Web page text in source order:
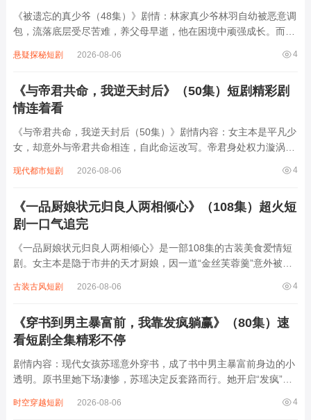
《被遗忘的真少爷（48集）》剧情：林家真少爷林羽自幼被恶意调
包，流落底层受尽苦难，养父母早逝，他在困境中顽强成长。而假
然，林羽的真实身份被揭开，回到林家后却遭家人冷漠对待，林辉
4
悬疑探秘短剧 2026-08-06
《与帝君共命，我逆天封后》（50集）短剧精彩剧
情连着看
《与帝君共命，我逆天封后（50集）》剧情内容：女主本是平凡少
女，却意外与帝君共命相连，自此命运改写。帝君身处权力漩涡，
旋，助帝君化解重重危机。她不惧世俗眼光，逆天而行，从默默无
4
现代都市短剧 2026-08-06
《一品厨娘状元归良人两相倾心》（108集）超火短
剧一口气追完
《一品厨娘状元归良人两相倾心》是一部108集的古装美食爱情短
剧。女主本是隐于市井的天才厨娘，因一道“金丝芙蓉羹”意外被卷
贵公子，实则背负家族血仇，两人在携手破解朝堂阴谋的过程中，
4
古装古风短剧 2026-08-06
《穿书到男主暴富前，我靠发疯躺赢》（80集）速
看短剧全集精彩不停
剧情内容：现代女孩苏瑶意外穿书，成了书中男主暴富前身边的小
透明。原书里她下场凄惨，苏瑶决定反套路而行。她开启“发疯”模
葩方式帮男主推销产品。本想借此刷存在感，却意外收获男主关
4
时空穿越短剧 2026-08-06